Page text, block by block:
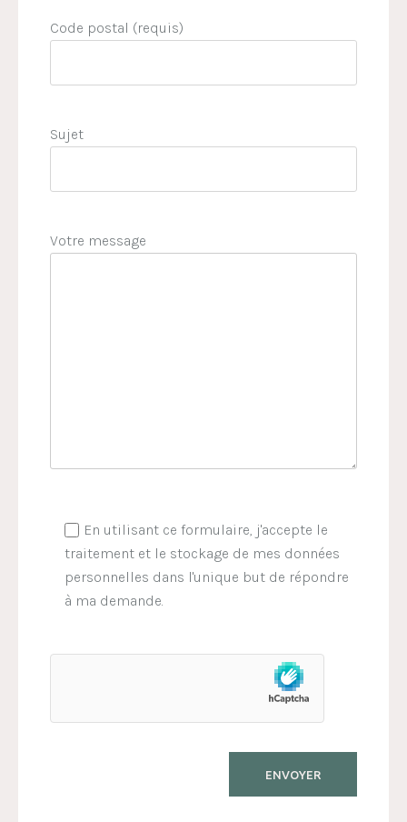
Code postal (requis)
Sujet
Votre message
En utilisant ce formulaire, j'accepte le
traitement et le stockage de mes données
personnelles dans l'unique but de répondre
à ma demande.